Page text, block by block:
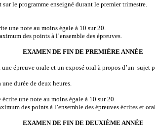
le programme enseigné durant le premier trimestre.
une note au moins égale à 10 sur 20.
des points à l’ensemble des épreuves.
EXAMEN DE FIN DE PREMIÈRE ANNÉE
épreuve orale et un exposé oral à propos d’un sujet
une durée de deux heures.
une note au moins égale à 10 sur 20.
des points à l’ensemble des épreuves écrites et
EXAMEN DE FIN DE DEUXIÈME ANNÉE